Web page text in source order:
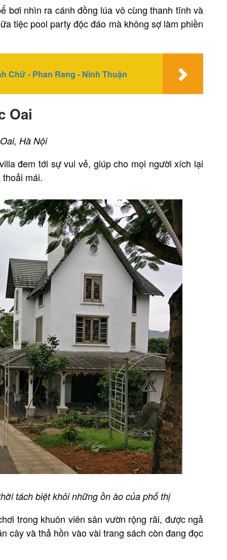
bơi nhìn ra cánh đồng lúa vô cùng thanh tĩnh và
tiệc pool party độc đáo mà không sợ làm phiền
Chữ - Phan Rang - Ninh Thuận
Oai
Hà Nội
đem tới sự vui vẻ, giúp cho mọi người xích lại
mái.
tách biệt khỏi những ồn ào của phố thị
trong khuôn viên sân vườn rộng rãi, được ngả
cây và thả hồn vào vài trang sách còn đang đọc